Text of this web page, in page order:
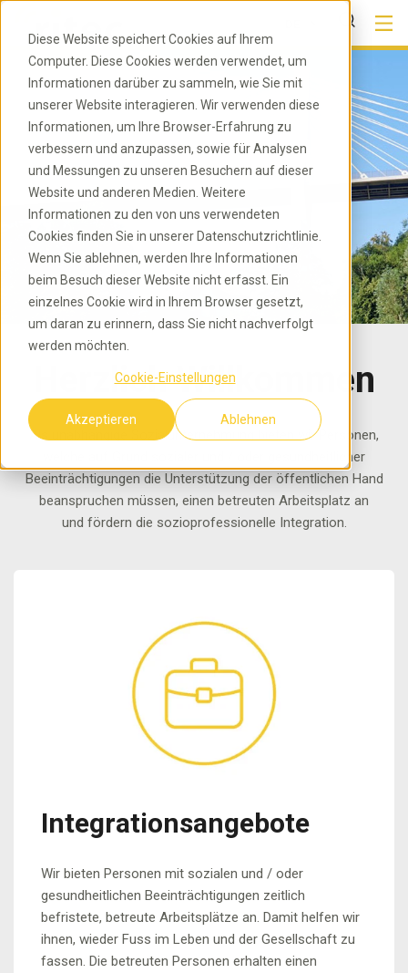
Diese Website speichert Cookies auf Ihrem
Computer. Diese Cookies werden verwendet, um
Informationen darüber zu sammeln, wie Sie mit
unserer Website interagieren. Wir verwenden diese
Informationen, um Ihre Browser-Erfahrung zu
verbessern und anzupassen, sowie für Analysen
und Messungen zu unseren Besuchern auf dieser
Website und anderen Medien. Weitere
Informationen zu den von uns verwendeten
Cookies finden Sie in unserer Datenschutzrichtlinie.
Wenn Sie ablehnen, werden Ihre Informationen
beim Besuch dieser Website nicht erfasst. Ein
einzelnes Cookie wird in Ihrem Browser gesetzt,
um daran zu erinnern, dass Sie nicht nachverfolgt
werden möchten.
Cookie-Einstellungen
Akzeptieren Ablehnen
Herzlich Willkommen
Als unabhängige Sozialunternehmung bieten wir Personen,
welche auf Grund sozialer und / oder gesundheitlicher
Beeinträchtigungen die Unterstützung der öffentlichen Hand
beanspruchen müssen, einen betreuten Arbeitsplatz an
und fördern die sozioprofessionelle Integration.
Integrations­angebote
Wir bieten Personen mit sozialen und / oder
gesundheitlichen Beeinträchtigungen zeitlich
befristete, betreute Arbeitsplätze an. Damit helfen wir
ihnen, wieder Fuss im Leben und der Gesellschaft zu
fassen. Die betreuten Personen erhalten einen